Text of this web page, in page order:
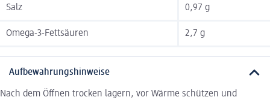
Salz 0,97 g
Omega-3-Fettsäuren 2,7 g
Aufbewahrungshinweise
Nach dem Öffnen trocken lagern, vor Wärme schützen und